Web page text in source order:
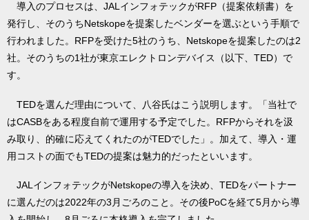
導入のプロセスは、JALインフォテックがRFP（提案依頼書）を
発行し、そのうちNetskopeを提案したベンダーを選ぶという手順で
行われました。RFPを受けた5社のうち、Netskopeを提案したのは2
社。そのうちの1社が東京エレクトロンデバイス（以下、TED）で
す。
TEDを選んだ理由について、八谷氏はこう説明します。「当社で
はCASBをある程度自前で運用する予定でした。RFPからそれを汲
み取り、的確に応えてくれたのがTEDでした」。加えて、導入・運
用コストの面でもTEDの提案は魅力的だったといいます。
JALインフォテックがNetskopeの導入を決め、TEDをパートナー
に選んだのは2022年の3月ごろのこと。その後PoCを経て5月から導